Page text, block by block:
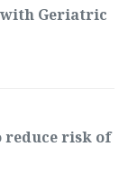
Geriatric
risk of